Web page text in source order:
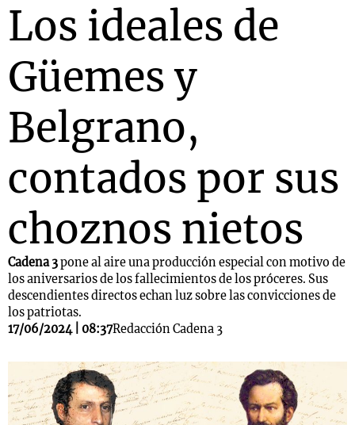
Los ideales de
Güemes y
Belgrano,
contados por sus
choznos nietos
Cadena 3pone al aire una producción especial con motivo de
los aniversarios de los fallecimientos de los próceres. Sus
descendientes directos echan luz sobre las convicciones de
los patriotas.
17/06/2024 | 08:37Redacción Cadena 3